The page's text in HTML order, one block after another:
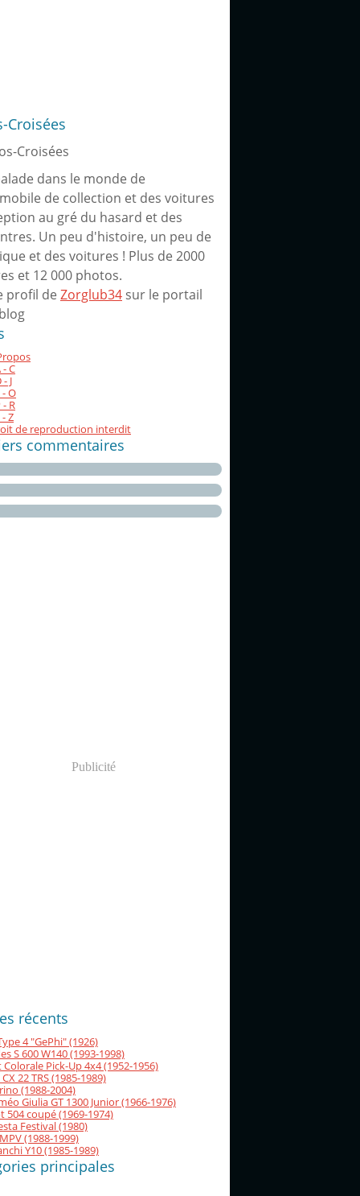
Croisées
dans le monde de
de collection et des voitures
au gré du hasard et des
Un peu d'histoire, un peu de
et des voitures ! Plus de 2000
et 12 000 photos.
profil de Zorglub34 sur le portail
C
J
O
R
Z
de reproduction interdit
commentaires
Publicité
récents
4 "GePhi" (1926)
S 600 W140 (1993-1998)
Colorale Pick-Up 4x4 (1952-1956)
22 TRS (1985-1989)
(1988-2004)
Giulia GT 1300 Junior (1966-1976)
504 coupé (1969-1974)
Festival (1980)
(1988-1999)
Y10 (1985-1989)
principales